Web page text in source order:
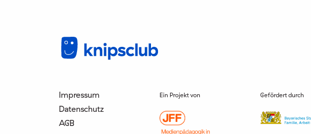
Impressum
Datenschutz
AGB
Ein Projekt von Gefördert durch